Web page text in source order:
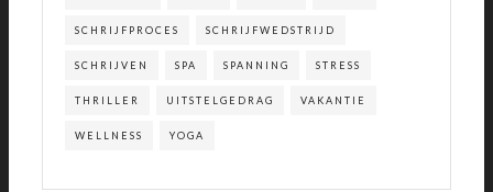
SCHRIJFPROCES SCHRIJFWEDSTRIJD
SCHRIJVEN SPA SPANNING STRESS
THRILLER UITSTELGEDRAG VAKANTIE
WELLNESS YOGA